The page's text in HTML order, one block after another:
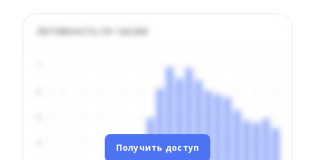
Активность по часам
Получить доступ